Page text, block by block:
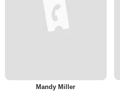
Mandy Miller